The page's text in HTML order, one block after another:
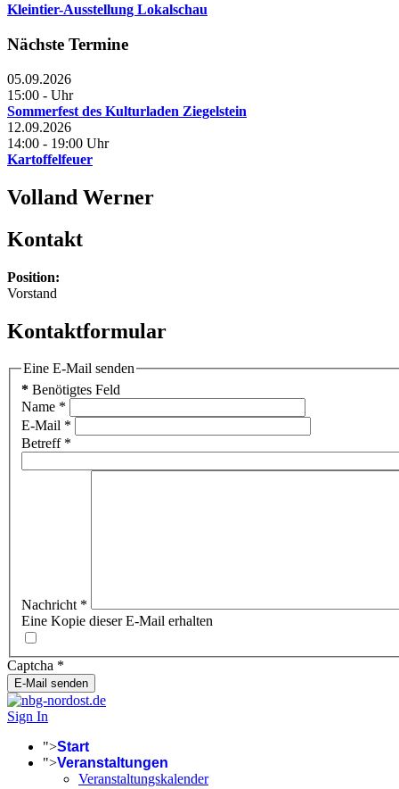
Kleintier-Ausstellung Lokalschau
Nächste Termine
05.09.2026
15:00 - Uhr
Sommerfest des Kulturladen Ziegelstein
12.09.2026
14:00 - 19:00 Uhr
Kartoffelfeuer
Volland Werner
Kontakt
Position:
Vorstand
Kontaktformular
Eine E-Mail senden
* Benötigtes Feld
Name *
E-Mail *
Betreff*
Nachricht *
Eine Kopie dieser E-Mail erhalten
Captcha *
E-Mail senden
Sign In
">Start
">Veranstaltungen
Veranstaltungskalender